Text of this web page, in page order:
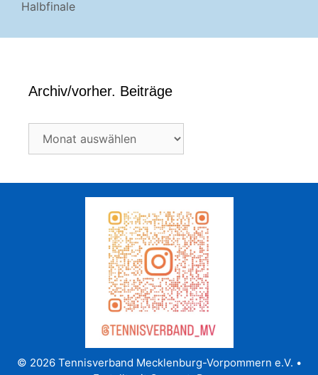
Halbfinale
Archiv/vorher. Beiträge
Archiv/vorher.
© 2026 Tennisverband Mecklenburg-Vorpommern e.V. •